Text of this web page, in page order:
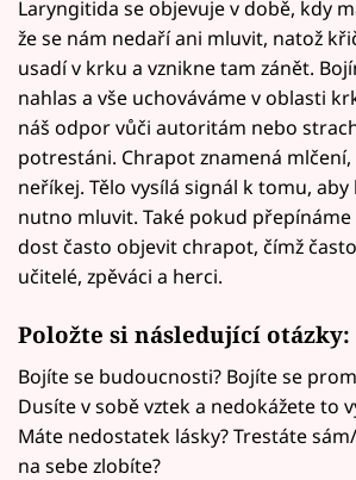
Laryngitida se objevuje v době, kdy
že se nám nedaří ani mluvit, natož
usadí v krku a vznikne tam zánět.
nahlas a vše uchováváme v oblasti
náš odpor vůči autoritám nebo
potrestáni. Chrapot znamená mlčení,
neříkej. Tělo vysílá signál k tomu,
nutno mluvit. Také pokud přepínáme
dost často objevit chrapot, čímž
učitelé, zpěváci a herci.
Položte si následující otázky:
Bojíte se budoucnosti? Bojíte se
Dusíte v sobě vztek a nedokážete to
Máte nedostatek lásky? Trestáte
na sebe zlobíte?